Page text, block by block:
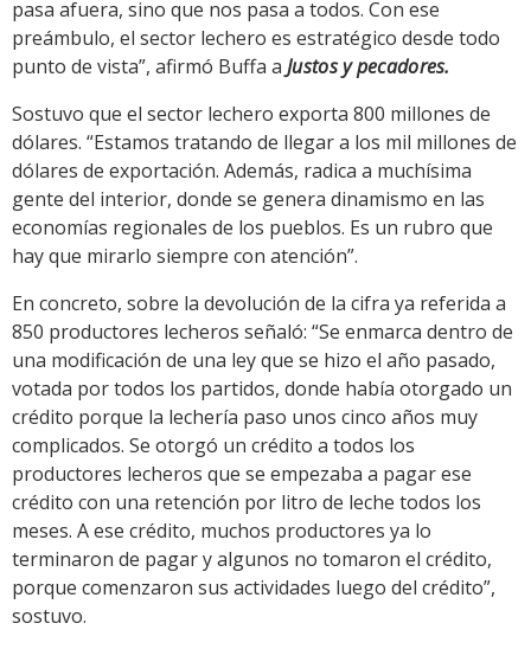
pasa afuera, sino que nos pasa a todos. Con ese
preámbulo, el sector lechero es estratégico desde todo
punto de vista”, afirmó Buffa a Justos y pecadores.
Sostuvo que el sector lechero exporta 800 millones de
dólares. “Estamos tratando de llegar a los mil millones de
dólares de exportación. Además, radica a muchísima
gente del interior, donde se genera dinamismo en las
economías regionales de los pueblos. Es un rubro que
hay que mirarlo siempre con atención”.
En concreto, sobre la devolución de la cifra ya referida a
850 productores lecheros señaló: “Se enmarca dentro de
una modificación de una ley que se hizo el año pasado,
votada por todos los partidos, donde había otorgado un
crédito porque la lechería paso unos cinco años muy
complicados. Se otorgó un crédito a todos los
productores lecheros que se empezaba a pagar ese
crédito con una retención por litro de leche todos los
meses. A ese crédito, muchos productores ya lo
terminaron de pagar y algunos no tomaron el crédito,
porque comenzaron sus actividades luego del crédito”,
sostuvo.